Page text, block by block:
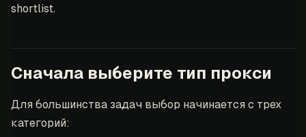
shortlist.
Сначала выберите тип прокси
Для большинства задач выбор начинается с трех
категорий: